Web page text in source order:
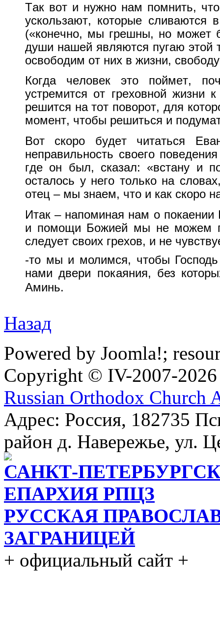
Так вот и нужно нам помнить,
ускользают, которые сливаются
(«конечно, мы грешны, но может
души нашей являются пугаю
освободим от них в жизни,
Когда человек это поймет,
устремится от греховной жизни
решится на тот поворот, для
момент, чтобы решиться и
Вот скоро будет читаться
неправильность своего
где он был, сказал: «встану и
осталось у него только на
отец – мы знаем, что и как скоро
Итак – напоминая нам о
и помощи Божией мы не можем
следует своих грехов, и не
-то мы и молимся, чтобы
нами двери покаяния, без
Аминь.
Назад
Powered by Joomla!;
Copyright © IV-2007-2026
Russian Orthodox Church
Адрес: Россия, 182735
район д. Навережье, ул.
САНКТ-
ЕПАРХИЯ РПЦЗ
РУССКАЯ
ЗАГРАНИЦЕЙ
+ официальный сайт +